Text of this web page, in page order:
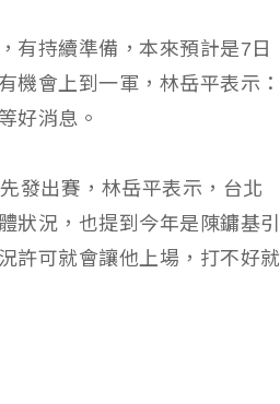
有持續準備，本來預計是7日
機會上到一軍，林岳平表示：
好消息。
發出賽，林岳平表示，台北
狀況，也提到今年是陳鏞基引
許可就會讓他上場，打不好就